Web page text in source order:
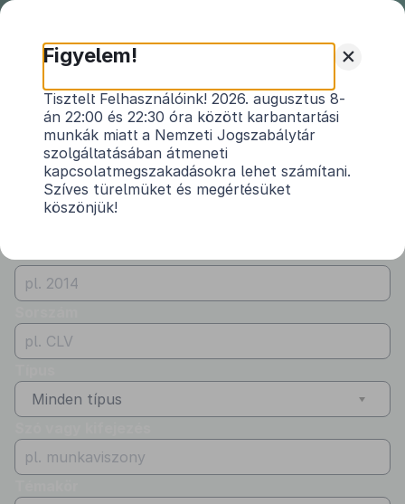
Önkormányzati
rendeletek
Önkormányzati rendeletek
Vármegye
Somogy
Kibocsátó
Juta Község Önkormányzata
Minden típus
+
Figyelem!
Tisztelt Felhasználóink! 2026. augusztus 8-
án 22:00 és 22:30 óra között karbantartási
munkák miatt a Nemzeti Jogszabálytár
szolgáltatásában átmeneti
kapcsolatmegszakadásokra lehet számítani.
Szíves türelmüket és megértésüket
köszönjük!